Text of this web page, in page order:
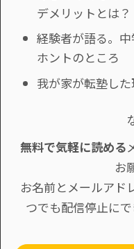
デメリットとは？
経験者が語る。
ホントのところ
我が家が転塾した
無料で気軽に読める
お
お名前とメールアド
つでも配信停止に